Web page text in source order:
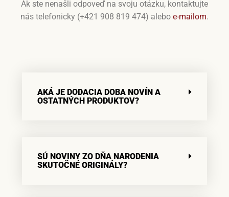
Ak ste nenašli odpoveď na svoju otázku, kontaktujte
nás telefonicky (+421 908 819 474) alebo e-mailom.
AKÁ JE DODACIA DOBA NOVÍN A
OSTATNÝCH PRODUKTOV?
SÚ NOVINY ZO DŇA NARODENIA
SKUTOČNÉ ORIGINÁLY?